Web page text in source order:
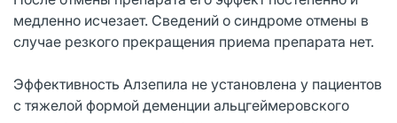
медленно исчезает. Сведений о синдроме отмены в
случае резкого прекращения приема препарата нет.
Эффективность Алзепила не установлена у пациентов
с тяжелой формой деменции альцгеймеровского